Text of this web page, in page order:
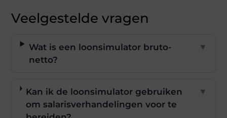
Veelgestelde vragen
Wat is een loonsimulator bruto-
netto?
▼
Kan ik de loonsimulator gebruiken
om salarisverhandelingen voor te
▼